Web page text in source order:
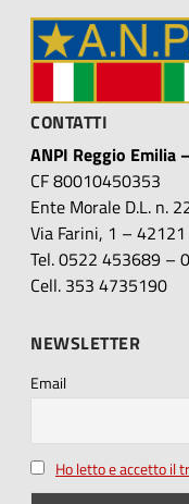
CONTATTI
ANPI Reggio Emilia
CF 80010450353
Ente Morale D.L. n.
Via Farini, 1 –
Tel. 0522 453689 –
Cell. 353 4735190
NEWSLETTER
Email
Ho letto e accetto il